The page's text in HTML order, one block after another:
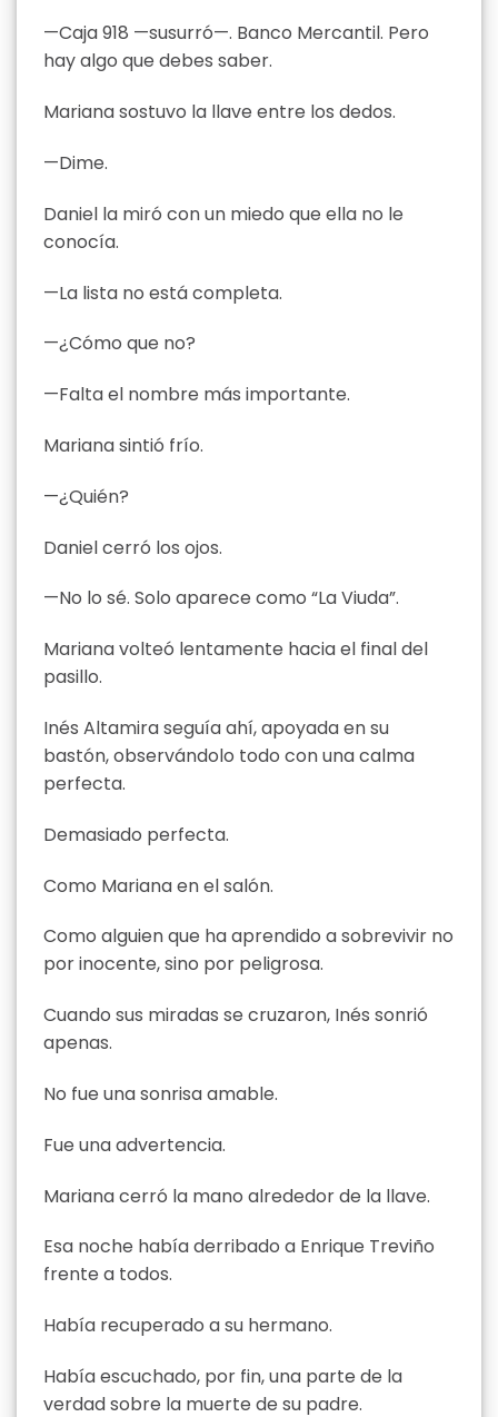
—Caja 918 —susurró—. Banco Mercantil. Pero
hay algo que debes saber.
Mariana sostuvo la llave entre los dedos.
—Dime.
Daniel la miró con un miedo que ella no le
conocía.
—La lista no está completa.
—¿Cómo que no?
—Falta el nombre más importante.
Mariana sintió frío.
—¿Quién?
Daniel cerró los ojos.
—No lo sé. Solo aparece como “La Viuda”.
Mariana volteó lentamente hacia el final del
pasillo.
Inés Altamira seguía ahí, apoyada en su
bastón, observándolo todo con una calma
perfecta.
Demasiado perfecta.
Como Mariana en el salón.
Como alguien que ha aprendido a sobrevivir no
por inocente, sino por peligrosa.
Cuando sus miradas se cruzaron, Inés sonrió
apenas.
No fue una sonrisa amable.
Fue una advertencia.
Mariana cerró la mano alrededor de la llave.
Esa noche había derribado a Enrique Treviño
frente a todos.
Había recuperado a su hermano.
Había escuchado, por fin, una parte de la
verdad sobre la muerte de su padre.